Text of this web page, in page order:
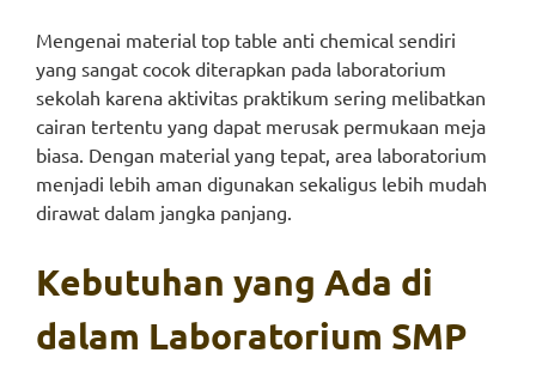
Mengenai material top table anti chemical sendiri
yang sangat cocok diterapkan pada laboratorium
sekolah karena aktivitas praktikum sering melibatkan
cairan tertentu yang dapat merusak permukaan meja
biasa. Dengan material yang tepat, area laboratorium
menjadi lebih aman digunakan sekaligus lebih mudah
dirawat dalam jangka panjang.
Kebutuhan yang Ada di
dalam Laboratorium SMP